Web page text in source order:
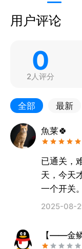
用户评论
0
2人评分
全部 最新
魚莱🍀
已通关，
天，今天
一个开关
待第二幕
2025-08-
【——金